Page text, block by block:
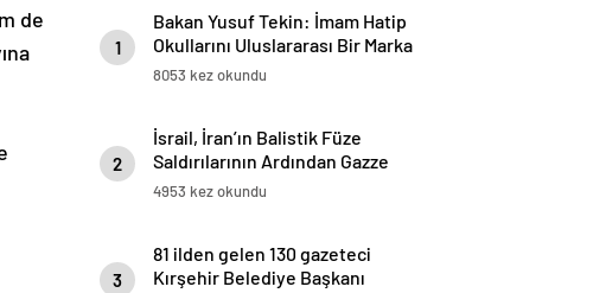
de
1
Bakan Yusuf Tekin: İmam Hatip
Okullarını Uluslararası Bir Marka
Haline Getireceğiz
8053 kez okundu
2
İsrail, İran’ın Balistik Füze
Saldırılarının Ardından Gazze
Sınır Kapılarını Kapattı
4953 kez okundu
3
81 ilden gelen 130 gazeteci
Kırşehir Belediye Başkanı